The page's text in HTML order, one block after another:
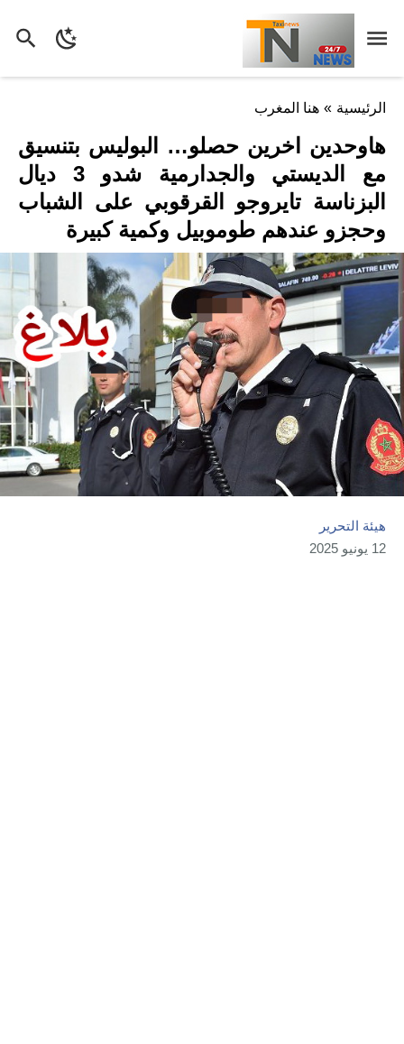
الرئيسية » هنا المغرب
هاوحدين اخرين حصلو… البوليس بتنسيق
مع الديستي والجدارمية شدو 3 ديال
البزناسة تايروجو القرقوبي على الشباب
وحجزو عندهم طوموبيل وكمية كبيرة
هيئة التحرير
12 يونيو 2025